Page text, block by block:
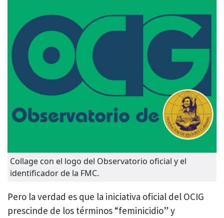
Collage con el logo del Observatorio oficial y el
identificador de la FMC.
Pero la verdad es que la iniciativa oficial del OCIG
prescinde de los términos “feminicidio” y